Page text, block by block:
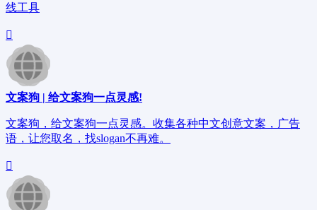
线工具
文案狗 | 给文案狗一点灵感!
文案狗，给文案狗一点灵感。收集各种中文创意文案，广告
语，让您取名，找slogan不再难。